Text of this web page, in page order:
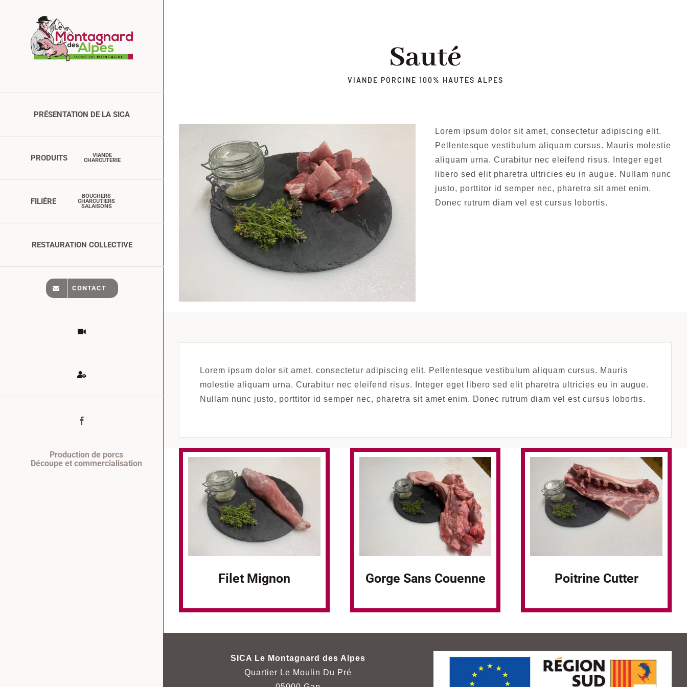
contenu
PRÉSENTATION DE LA SICA
PRODUITS VIANDE
CHARCUTERIE
FILIÈRE
BOUCHERS
CHARCUTIERS
SALAISONS
RESTAURATION COLLECTIVE
CONTACT
Production de porcs
Découpe et commercialisation
Sauté
VIANDE PORCINE 100% HAUTES ALPES
Lorem ipsum dolor sit amet, consectetur adipiscing elit.
Pellentesque vestibulum aliquam cursus. Mauris molestie
aliquam urna. Curabitur nec eleifend risus. Integer eget
libero sed elit pharetra ultricies eu in augue. Nullam nunc
justo, porttitor id semper nec, pharetra sit amet enim.
Donec rutrum diam vel est cursus lobortis.
Lorem ipsum dolor sit amet, consectetur adipiscing elit. Pellentesque vestibulum aliquam cursus. Mauris
molestie aliquam urna. Curabitur nec eleifend risus. Integer eget libero sed elit pharetra ultricies eu in augue.
Nullam nunc justo, porttitor id semper nec, pharetra sit amet enim. Donec rutrum diam vel est cursus lobortis.
Filet Mignon Gorge Sans Couenne Poitrine Cutter
SICA Le Montagnard des Alpes
Quartier Le Moulin Du Pré